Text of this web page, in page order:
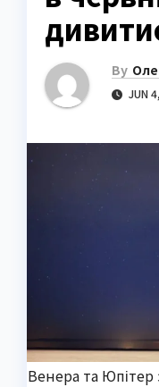
By
JUN
Венера та Юпітер